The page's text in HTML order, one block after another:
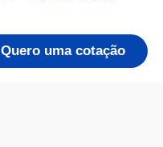
Quero uma cotação